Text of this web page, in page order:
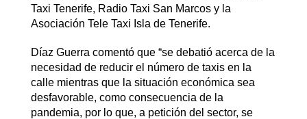
Taxi Tenerife, Radio Taxi San Marcos y la
Asociación Tele Taxi Isla de Tenerife.
Díaz Guerra comentó que “se debatió acerca de la
necesidad de reducir el número de taxis en la
calle mientras que la situación económica sea
desfavorable, como consecuencia de la
pandemia, por lo que, a petición del sector, se